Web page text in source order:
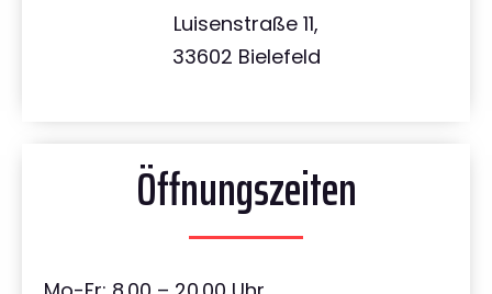
Luisenstraße 11,
33602 Bielefeld
Öffnungszeiten